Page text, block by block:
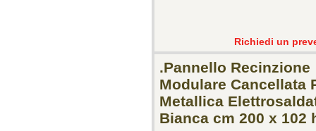
Richiedi un
.Pannello Recinzione
Modulare Cancellata
Metallica
Bianca cm 200 x 102